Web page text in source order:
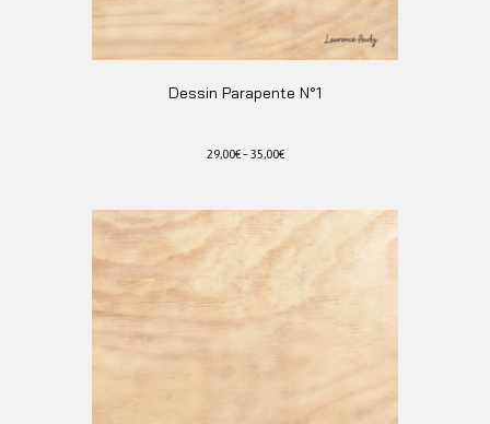
produit
Dessin Parapente N°1
29,00€–35,00€
plusieurs
variations.
options